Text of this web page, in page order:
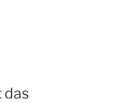
das